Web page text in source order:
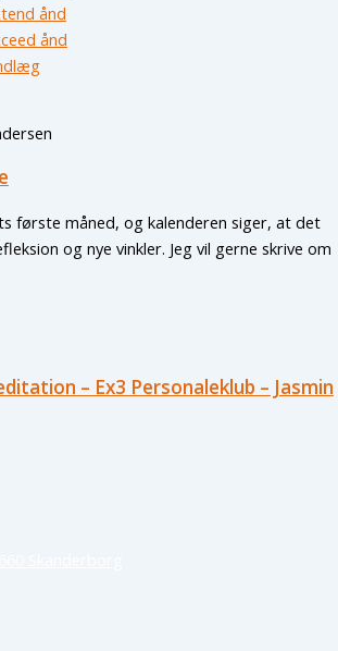
ånd
ånd
første måned, og kalenderen siger, at det
og nye vinkler. Jeg vil gerne skrive om
– Ex3 Personaleklub – Jasmin